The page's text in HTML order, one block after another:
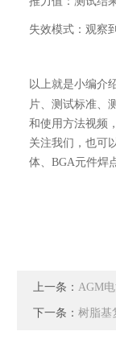
失效模式：观察
以上就是小编介
片、测试标准、
和使用方法视频
关注我们，也可
体、BGA元件焊
上一条： AGM
下一条： 树脂基